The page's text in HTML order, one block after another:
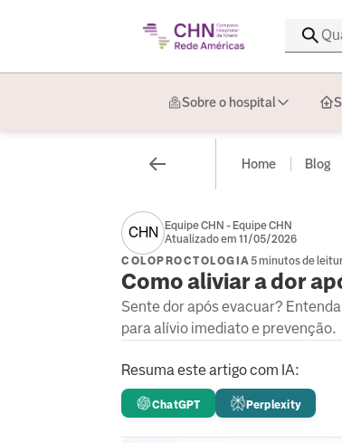
Sobre o hospital
Home Blog
CHN
Equipe CHN - Equipe CHN
Atualizado em 11/05/2026
COLOPROCTOLOGIA 5 minutos de
Como aliviar a dor
Sente dor após evacuar?
para alívio imediato e prevenção.
Resuma este artigo com IA:
ChatGPT Perplexity